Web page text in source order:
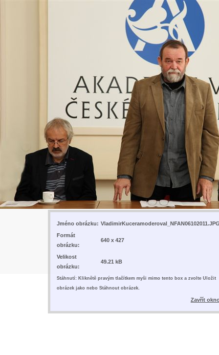
Jméno obrázku:
Formát
obrázku:
640 x 427
Velikost
obrázku:
49.21 kB
Stáhnutí: Kliknětě pravým tlačítkem myši mimo tento box a zvolte Uložit
obrázek jako nebo Stáhnout obrázek.
Zavřít